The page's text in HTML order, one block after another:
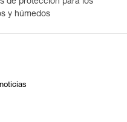
de protección para los
y húmedos